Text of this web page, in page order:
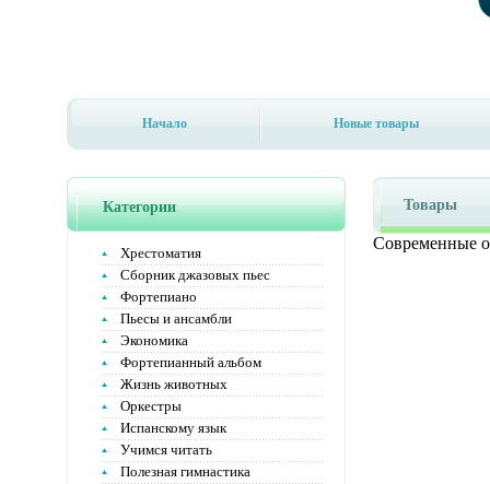
Начало Новые товары
Категории
Хрестоматия
Сборник джазовых пьес
Фортепиано
Пьесы и ансамбли
Экономика
Фортепианный альбом
Жизнь животных
Оркестры
Испанскому язык
Учимся читать
Полезная гимнастика
Товары
Современные